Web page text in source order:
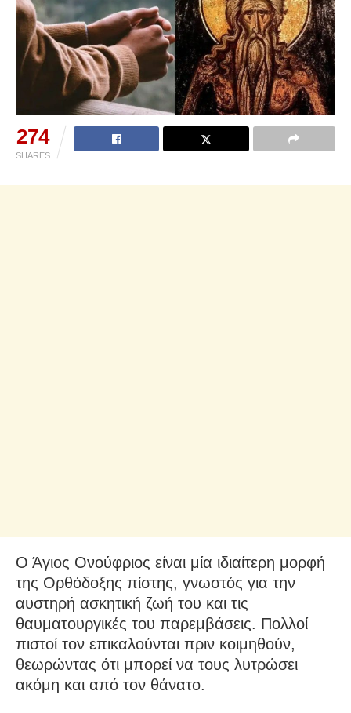
274
SHARES
Ο Άγιος Ονούφριος είναι μία ιδιαίτερη μορφή
της Ορθόδοξης πίστης, γνωστός για την
αυστηρή ασκητική ζωή του και τις
θαυματουργικές του παρεμβάσεις. Πολλοί
πιστοί τον επικαλούνται πριν κοιμηθούν,
θεωρώντας ότι μπορεί να τους λυτρώσει
ακόμη και από τον θάνατο.